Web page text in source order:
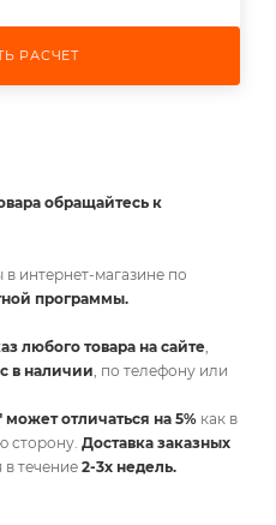
РАСЧЕТ
обращайтесь к
интернет-магазине по
программы.
любого товара на сайте,
в наличии, по телефону или
может отличаться на 5% как в
сторону. Доставка заказных
в течение 2-3х недель.